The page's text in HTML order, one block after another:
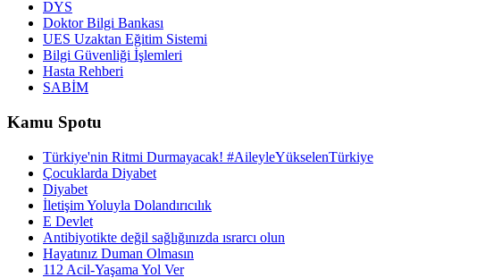
DYS
Doktor Bilgi Bankası
UES Uzaktan Eğitim Sistemi
Bilgi Güvenliği İşlemleri
Hasta Rehberi
SABİM
Kamu Spotu
Türkiye'nin Ritmi Durmayacak! #AileyleYükselenTürkiye
Çocuklarda Diyabet
Diyabet
İletişim Yoluyla Dolandırıcılık
E Devlet
Antibiyotikte değil sağlığınızda ısrarcı olun
Hayatınız Duman Olmasın
112 Acil-Yaşama Yol Ver